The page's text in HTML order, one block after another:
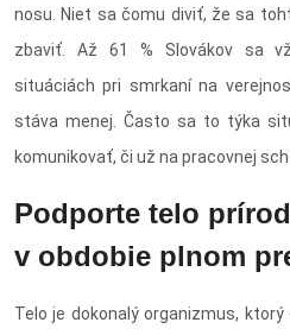
nosu. Niet sa čomu diviť, že sa
zbaviť. Až 61 % Slovákov sa
situáciách pri smrkaní na
stáva menej. Často sa to týka
komunikovať, či už na pracovnej
Podporte telo
v obdobie plnom
Telo je dokonalý organizmus,